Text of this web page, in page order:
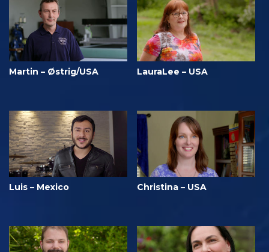
Martin – Østrig/USA LauraLee – USA
Luis – Mexico Christina – USA